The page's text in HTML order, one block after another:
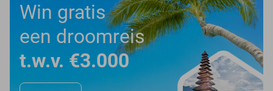
Win gratis
een droomreis
t.w.v. €3.000